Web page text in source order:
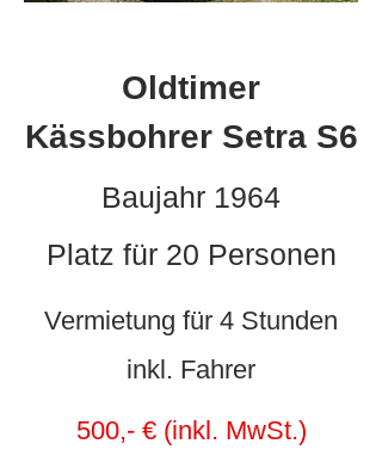
Oldtimer
Kässbohrer Setra S6
Baujahr 1964
Platz für 20 Personen
Vermietung für 4 Stunden
inkl. Fahrer
500,- € (inkl. MwSt.)